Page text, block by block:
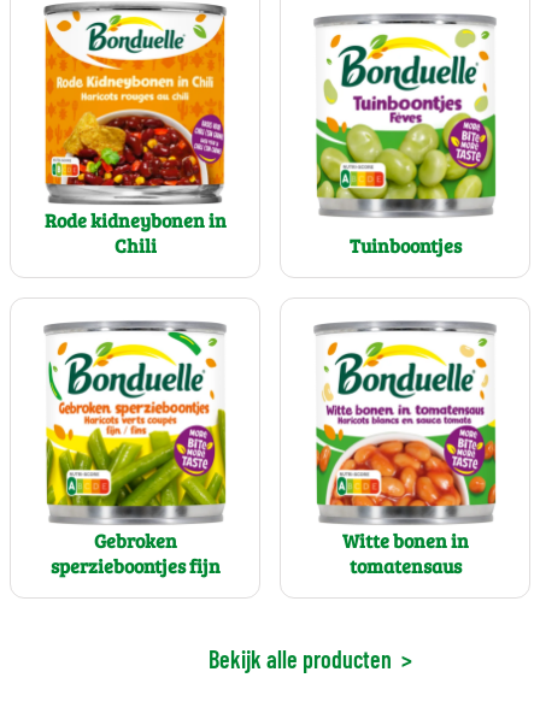
Rode kidneybonen in
Chili
Tuinboontjes
Gebroken
sperzieboontjes fijn
Witte bonen in
tomatensaus
Bekijk alle producten >